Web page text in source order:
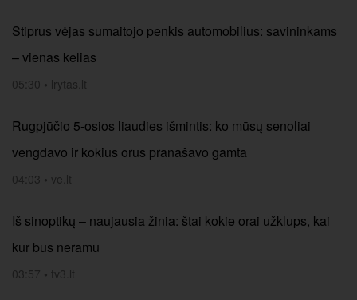
Stiprus vėjas sumaitojo penkis automobilius: savininkams
– vienas kelias
05:30 • lrytas.lt
Rugpjūčio 5-osios liaudies išmintis: ko mūsų senoliai
vengdavo ir kokius orus pranašavo gamta
04:03 • ve.lt
Iš sinoptikų – naujausia žinia: štai kokie orai užklups, kai
kur bus neramu
03:57 • tv3.lt